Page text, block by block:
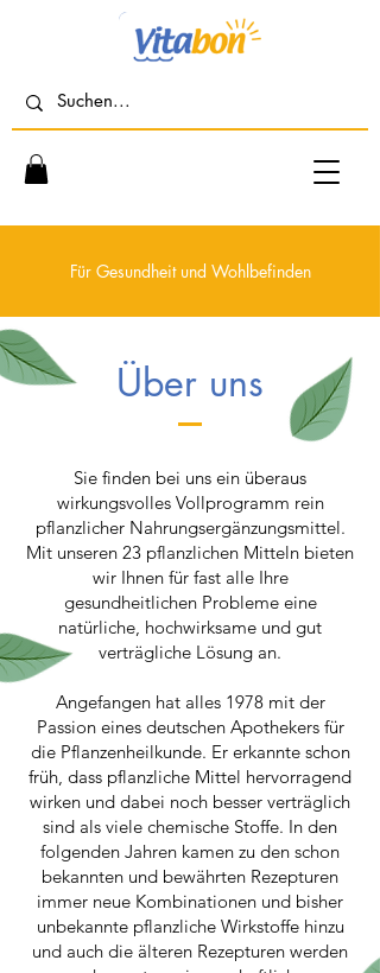
Für Gesundheit und Wohlbefinden
Über uns
Sie finden bei uns ein überaus
wirkungsvolles Vollprogramm rein
pflanzlicher Nahrungsergänzungsmittel.
Mit unseren 23 pflanzlichen Mitteln bieten
wir Ihnen für fast alle Ihre
gesundheitlichen Probleme eine
natürliche, hochwirksame und gut
verträgliche Lösung an.
Angefangen hat alles 1978 mit der
Passion eines deutschen Apothekers für
die Pflanzenheilkunde. Er erkannte schon
früh, dass pflanzliche Mittel hervorragend
wirken und dabei noch besser verträglich
sind als viele chemische Stoffe. In den
folgenden Jahren kamen zu den schon
bekannten und bewährten Rezepturen
immer neue Kombinationen und bisher
unbekannte pflanzliche Wirkstoffe hinzu
und auch die älteren Rezepturen werden